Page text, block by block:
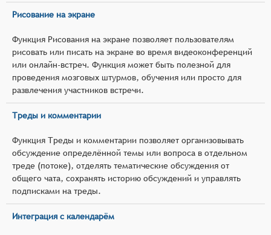
Рисование на экране
Функция Рисования на экране позволяет пользователям
рисовать или писать на экране во время видеоконференций
или онлайн-встреч. Функция может быть полезной для
проведения мозговых штурмов, обучения или просто для
развлечения участников встречи.
Треды и комментарии
Функция Треды и комментарии позволяет организовывать
обсуждение определённой темы или вопроса в отдельном
треде (потоке), отделять тематические обсуждения от
общего чата, сохранять историю обсуждений и управлять
подписками на треды.
Интеграция с календарём